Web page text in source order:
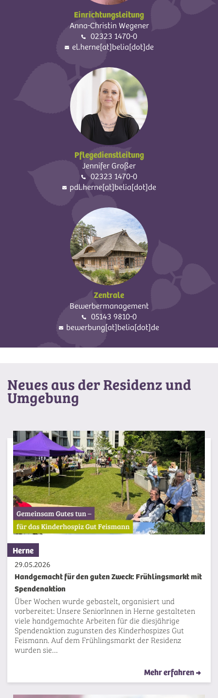
Einrichtungsleitung
Anna-Christin Wegener
02323 1470-0
el.herne[at]belia[dot]de
Pflegedienstleitung
Jennifer Großer
02323 1470-0
pdl.herne[at]belia[dot]de
Zentrale
Bewerbermanagement
05143 9810-0
bewerbung[at]belia[dot]de
Neues aus der Residenz und
Umgebung
Herne
29.05.2026
Handgemacht für den guten Zweck: Frühlingsmarkt mit
Spendenaktion
Über Wochen wurde gebastelt, organisiert und
vorbereitet: Unsere SeniorInnen in Herne gestalteten
viele handgemachte Arbeiten für die diesjährige
Spendenaktion zugunsten des Kinderhospizes Gut
Feismann. Auf dem Frühlingsmarkt der Residenz
wurden sie…
Mehr erfahren